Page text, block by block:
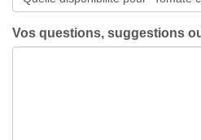
Vos questions, suggestions